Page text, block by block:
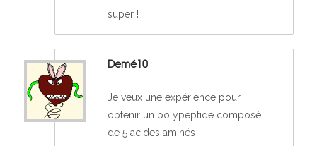
super !
Demé10
Je veux une expérience pour
obtenir un polypeptide composé
de 5 acides aminés